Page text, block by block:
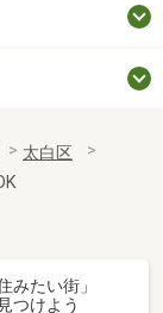
太白区
住みたい街」
つけよう